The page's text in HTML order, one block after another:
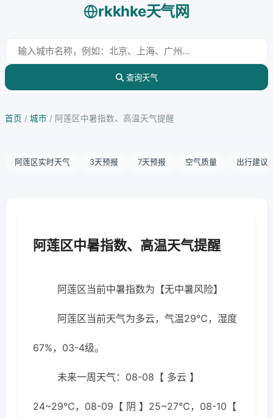
rkkhke天气网
查询天气
首页 / 城市 / 阿莲区中暑指数、高温天气提醒
阿莲区实时天气 3天预报 7天预报 空气质量 出行建议
阿莲区中暑指数、高温天气提醒
阿莲区当前中暑指数为【无中暑风险】
阿莲区当前天气为多云，气温29℃，湿度
67%，03-4级。
未来一周天气：08-08【 多云 】
24~29℃，08-09【 阴 】25~27℃，08-10【